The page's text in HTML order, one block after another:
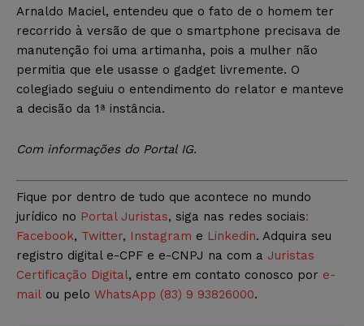
Arnaldo Maciel, entendeu que o fato de o homem ter
recorrido à versão de que o smartphone precisava de
manutenção foi uma artimanha, pois a mulher não
permitia que ele usasse o gadget livremente. O
colegiado seguiu o entendimento do relator e manteve
a decisão da 1ª instância.
Com informações do Portal IG.
Fique por dentro de tudo que acontece no mundo
jurídico no Portal Juristas, siga nas redes sociais:
Facebook, Twitter, Instagram e Linkedin. Adquira seu
registro digital e-CPF e e-CNPJ na com a Juristas
Certificação Digital, entre em contato conosco por e-
mail ou pelo WhatsApp (83) 9 93826000.